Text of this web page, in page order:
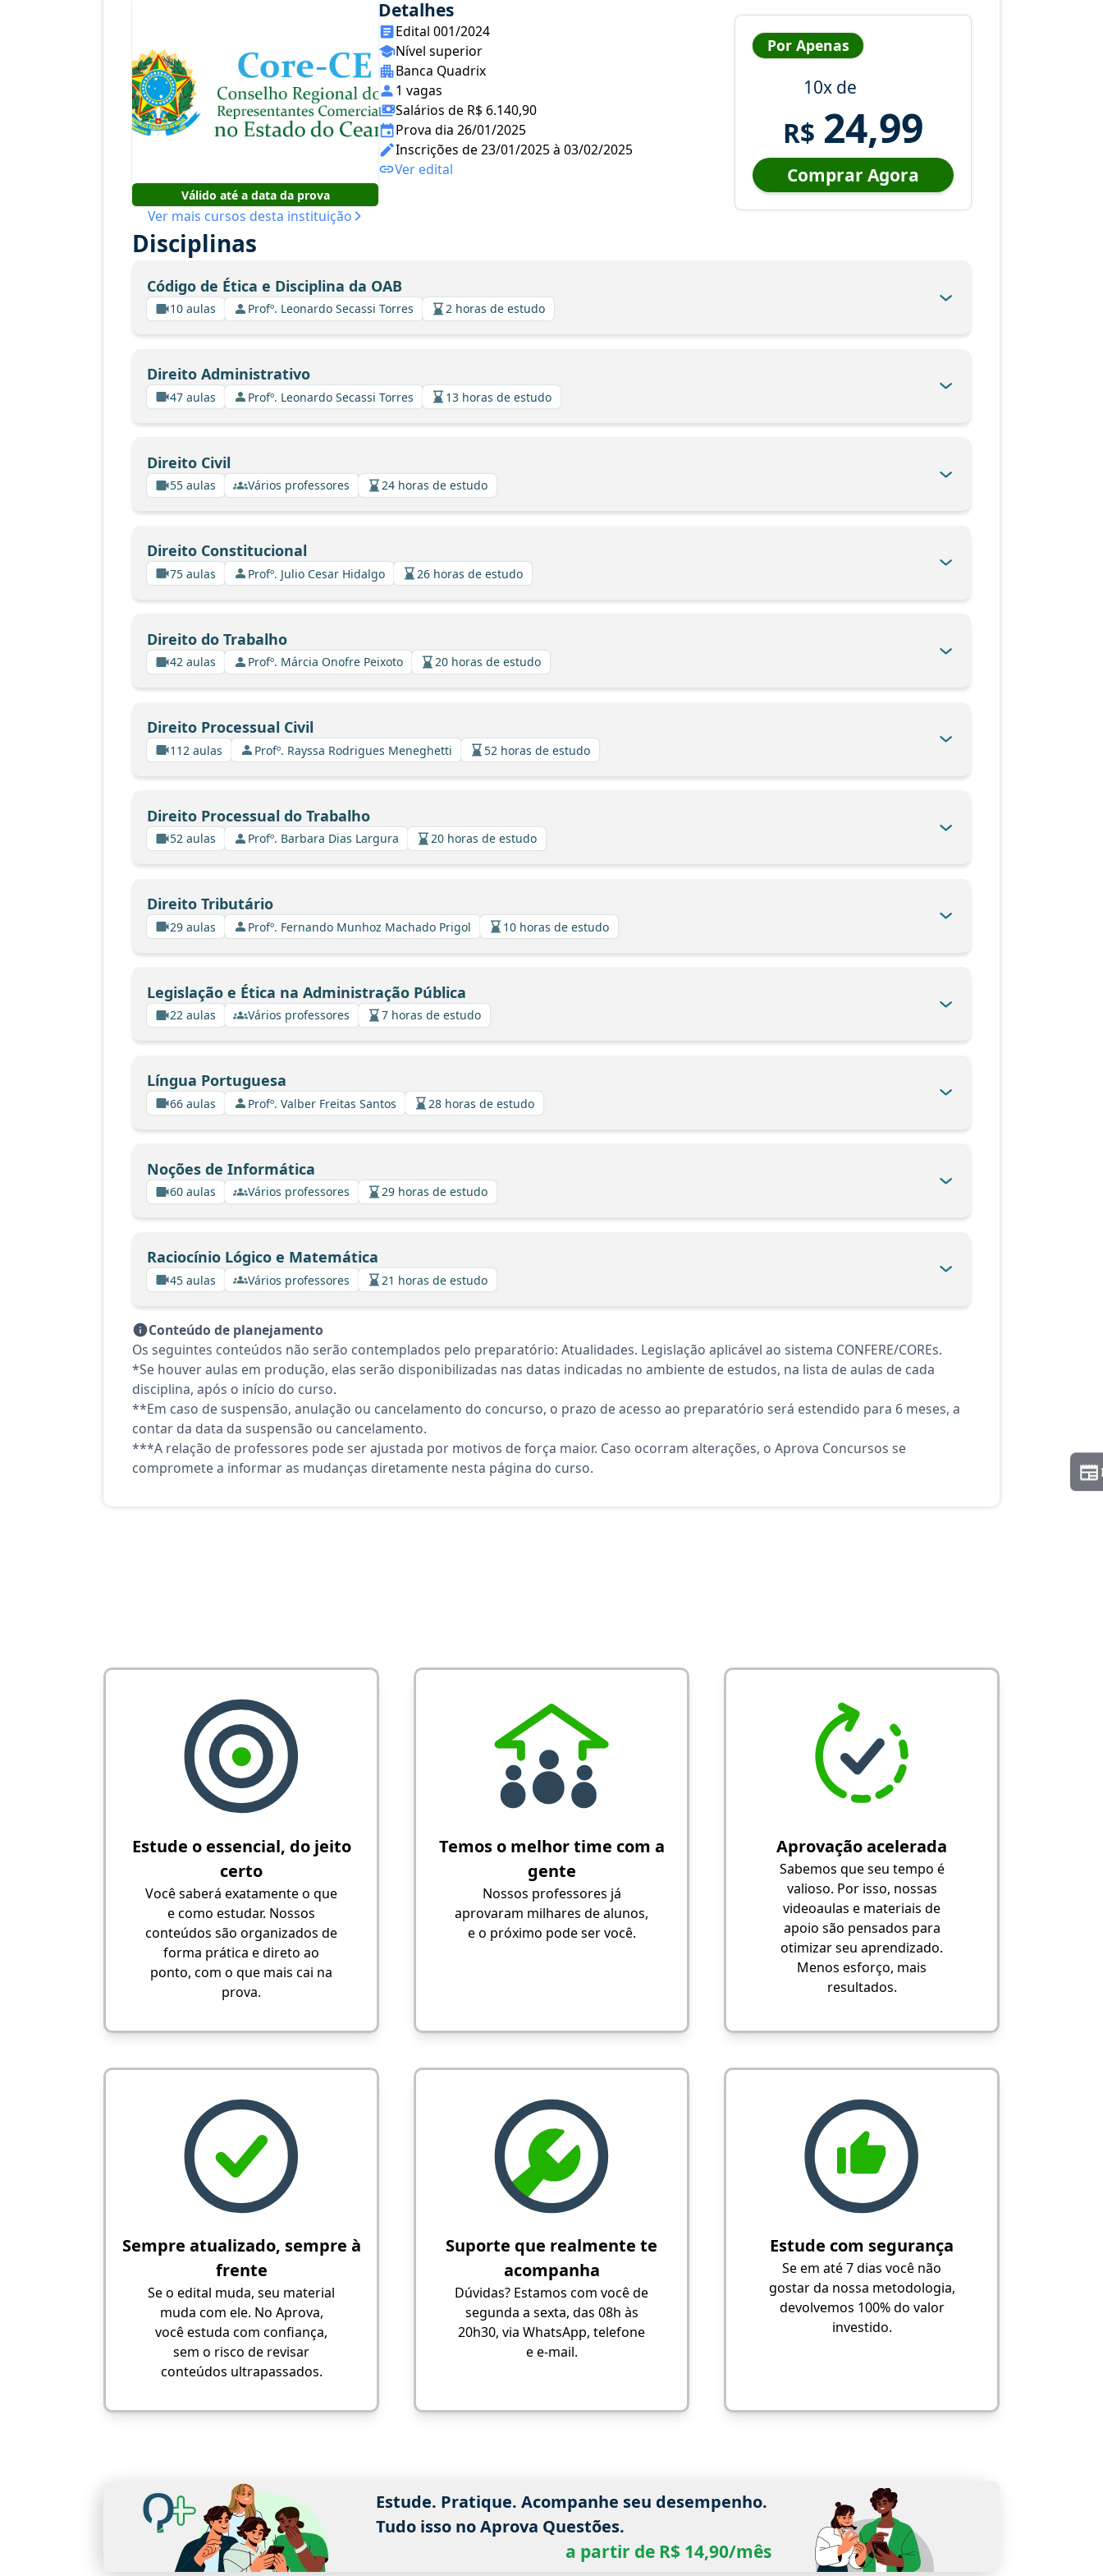
Válido até a data da prova
Ver mais cursos desta instituição
Detalhes
Edital 001/2024
Nível superior
Banca Quadrix
1 vagas
Salários de R$ 6.140,90
Prova dia 26/01/2025
Inscrições de 23/01/2025 à 03/02/2025
Ver edital
Por Apenas
10x de
R$ 24,99
Comprar Agora
Disciplinas
Código de Ética e Disciplina da OAB
10 aulas Profº. Leonardo Secassi Torres 2 horas de estudo
Direito Administrativo
47 aulas Profº. Leonardo Secassi Torres 13 horas de estudo
Direito Civil
55 aulas Vários professores 24 horas de estudo
Direito Constitucional
75 aulas Profº. Julio Cesar Hidalgo 26 horas de estudo
Direito do Trabalho
42 aulas Profº. Márcia Onofre Peixoto 20 horas de estudo
Direito Processual Civil
112 aulas Profº. Rayssa Rodrigues Meneghetti 52 horas de estudo
Direito Processual do Trabalho
52 aulas Profº. Barbara Dias Largura 20 horas de estudo
Direito Tributário
29 aulas Profº. Fernando Munhoz Machado Prigol 10 horas de estudo
Legislação e Ética na Administração Pública
22 aulas Vários professores 7 horas de estudo
Língua Portuguesa
66 aulas Profº. Valber Freitas Santos 28 horas de estudo
Noções de Informática
60 aulas Vários professores 29 horas de estudo
Raciocínio Lógico e Matemática
45 aulas Vários professores 21 horas de estudo
Conteúdo de planejamento
Os seguintes conteúdos não serão contemplados pelo preparatório: Atualidades. Legislação aplicável ao sistema CONFERE/COREs.
*Se houver aulas em produção, elas serão disponibilizadas nas datas indicadas no ambiente de estudos, na lista de aulas de cada
disciplina, após o início do curso.
**Em caso de suspensão, anulação ou cancelamento do concurso, o prazo de acesso ao preparatório será estendido para 6 meses, a
contar da data da suspensão ou cancelamento.
***A relação de professores pode ser ajustada por motivos de força maior. Caso ocorram alterações, o Aprova Concursos se
compromete a informar as mudanças diretamente nesta página do curso.
Estude o essencial, do jeito
certo
Você saberá exatamente o que
e como estudar. Nossos
conteúdos são organizados de
forma prática e direto ao
ponto, com o que mais cai na
prova.
Temos o melhor time com a
gente
Nossos professores já
aprovaram milhares de alunos,
e o próximo pode ser você.
Aprovação acelerada
Sabemos que seu tempo é
valioso. Por isso, nossas
videoaulas e materiais de
apoio são pensados para
otimizar seu aprendizado.
Menos esforço, mais
resultados.
Sempre atualizado, sempre à
frente
Se o edital muda, seu material
muda com ele. No Aprova,
você estuda com confiança,
sem o risco de revisar
conteúdos ultrapassados.
Suporte que realmente te
acompanha
Dúvidas? Estamos com você de
segunda a sexta, das 08h às
20h30, via WhatsApp, telefone
e e-mail.
Estude com segurança
Se em até 7 dias você não
gostar da nossa metodologia,
devolvemos 100% do valor
investido.
Estude. Pratique. Acompanhe seu desempenho.
Tudo isso no Aprova Questões.
a partir de R$ 14,90/mês